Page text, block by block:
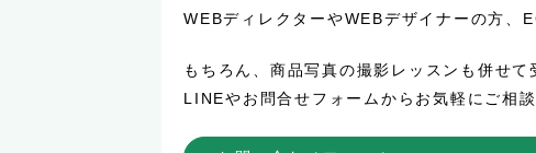
WEBディレクターやWEBデザイナーの方、
もちろん、商品写真の撮影レッスンも併せ
LINEやお問合せフォームからお気軽にご相